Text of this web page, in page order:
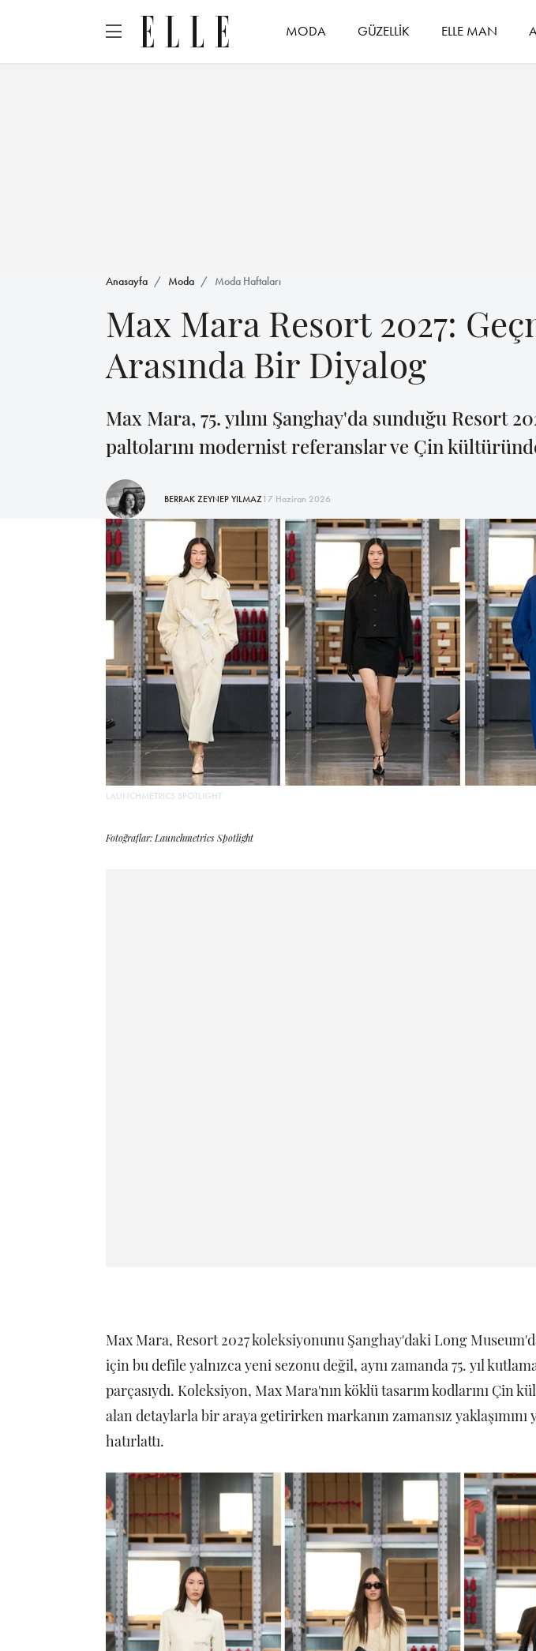
MODA GÜZELLİK ELLE MAN
Anasayfa Moda Moda Haftaları
Max Mara Resort 2027:
Arasında Bir Diyalog
Max Mara, 75. yılını Şanghay'da sunduğu Resort
paltolarını modernist referanslar ve Çin
BERRAK ZEYNEP YILMAZ17 Haziran 2026
LAUNCHMETRICS SPOTLIGHT
Fotoğraflar: Launchmetrics Spotlight
Max Mara, Resort 2027 koleksiyonunu Şanghay'daki Long
için bu defile yalnızca yeni sezonu değil, aynı zamanda 75. yıl
parçasıydı. Koleksiyon, Max Mara'nın köklü tasarım kodlarını Çin
alan detaylarla bir araya getirirken markanın zamansız yaklaşımını
hatırlattı.